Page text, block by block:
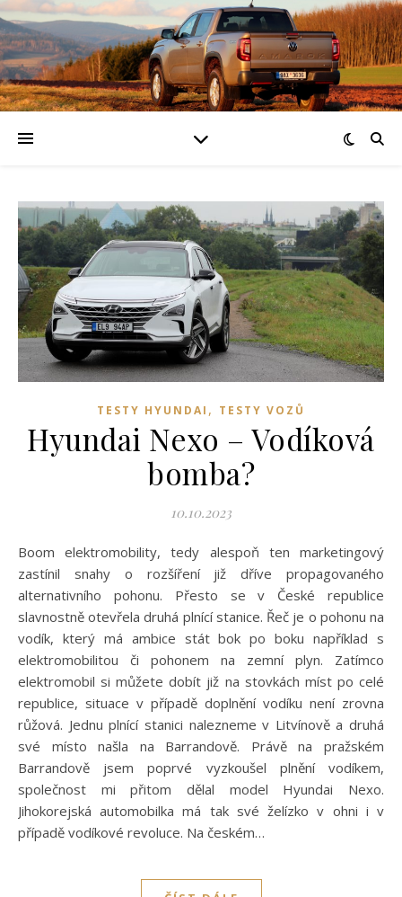
TESTY HYUNDAI , TESTY VOZŮ
Hyundai Nexo – Vodíková
bomba?
10.10.2023
Boom elektromobility, tedy alespoň ten marketingový
zastínil snahy o rozšíření již dříve propagovaného
alternativního pohonu. Přesto se v České republice
slavnostně otevřela druhá plnící stanice. Řeč je o pohonu na
vodík, který má ambice stát bok po boku například s
elektromobilitou či pohonem na zemní plyn. Zatímco
elektromobil si můžete dobít již na stovkách míst po celé
republice, situace v případě doplnění vodíku není zrovna
růžová. Jednu plnící stanici nalezneme v Litvínově a druhá
své místo našla na Barrandově. Právě na pražském
Barrandově jsem poprvé vyzkoušel plnění vodíkem,
společnost mi přitom dělal model Hyundai Nexo.
Jihokorejská automobilka má tak své želízko v ohni i v
případě vodíkové revoluce. Na českém…